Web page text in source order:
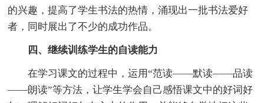
的兴趣，提高了学生书法的热情，涌现出一批书法爱好
者，同时展出了不少的成功作品。
四、继续训练学生的自读能力
在学习课文的过程中，运用“范读——默读——品读
——朗读”等方法，让学生学会自己感悟课文中的好词好